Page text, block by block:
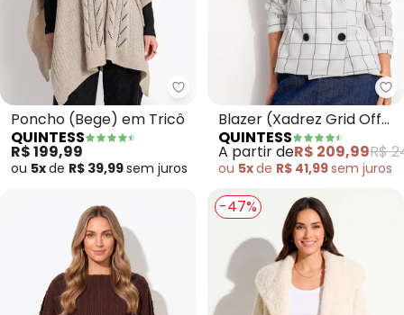
Quintess - Poncho (Bege) em
Poncho (Bege) em Tricô
QUINTESS
R$ 199,99
ou 5xde R$ 39,99sem juros
Blazer (Xadrez Grid Off
White) em Tecido
Alfaiataria
QUINTESS
A partir deR$ 209,99R$
ou 5xde R$ 41,99sem juros
-47%